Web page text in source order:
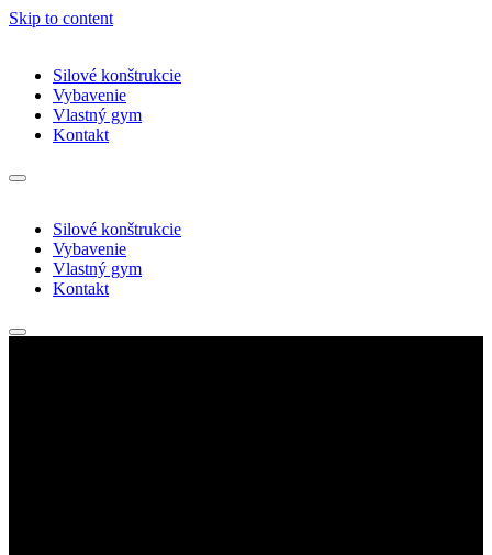
Skip to content
Silové konštrukcie
Vybavenie
Vlastný gym
Kontakt
Silové konštrukcie
Vybavenie
Vlastný gym
Kontakt